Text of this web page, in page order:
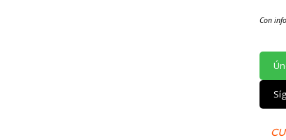
Con